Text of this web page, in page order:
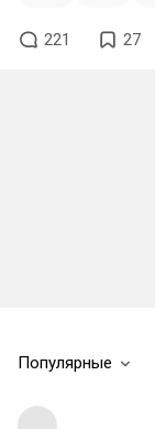
221 27
Популярные